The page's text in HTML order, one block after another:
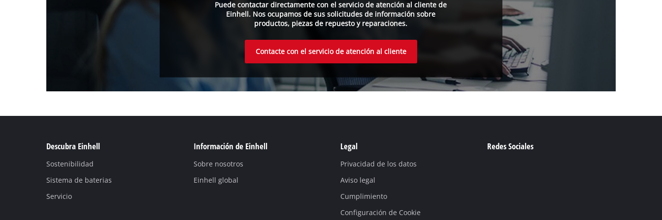
Puede contactar directamente con el servicio de atención al cliente de
Einhell. Nos ocupamos de sus solicitudes de información sobre
productos, piezas de repuesto y reparaciones.
Contacte con el servicio de atención al cliente
Descubra Einhell
Sostenibilidad
Sistema de baterias
Servicio
Información de Einhell
Sobre nosotros
Einhell global
Legal
Privacidad de los datos
Aviso legal
Cumplimiento
Configuración de Cookie
Redes Sociales